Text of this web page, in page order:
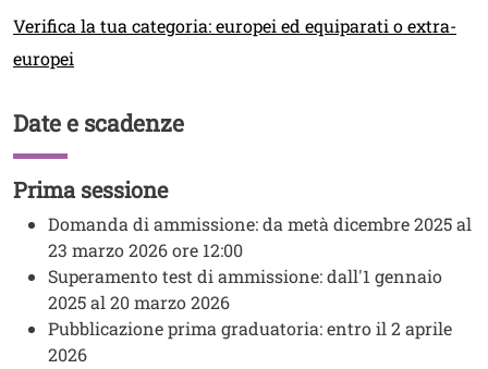
Link
Verifica la tua categoria: europei ed equiparati o extra-
europei
Titolo
Date e scadenze
Testo
Prima sessione
Domanda di ammissione: da metà dicembre 2025 al
23 marzo 2026 ore 12:00
Superamento test di ammissione: dall'1 gennaio
2025 al 20 marzo 2026
Pubblicazione prima graduatoria: entro il 2 aprile
2026